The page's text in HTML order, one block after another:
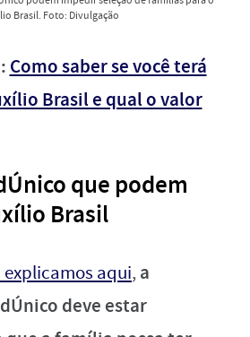
Brasil. Foto: Divulgação
Como saber se você terá
Brasil e qual o valor
que podem
Brasil
explicamos aqui, a
deve estar